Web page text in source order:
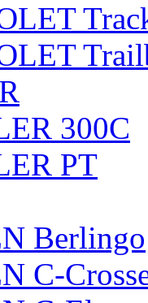
300C
PT
Berlingo
C-